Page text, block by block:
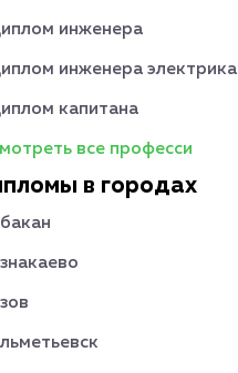
инженера
инженера электрика
капитана
все професси
в городах